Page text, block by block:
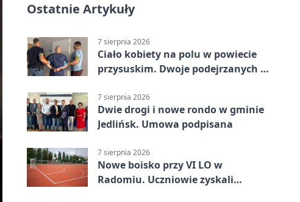
Ostatnie Artykuły
7 sierpnia 2026
Ciało kobiety na polu w powiecie
przysuskim. Dwoje podejrzanych w
7 sierpnia 2026
Dwie drogi i nowe rondo w gminie
Jedlińsk. Umowa podpisana
7 sierpnia 2026
Nowe boisko przy VI LO w
Radomiu. Uczniowie zyskali